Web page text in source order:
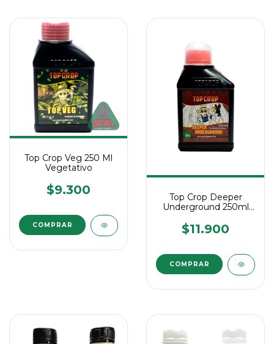
Top Crop Veg 250 Ml
Vegetativo
$9.300
Top Crop Deeper
Underground 250ml
$11.900